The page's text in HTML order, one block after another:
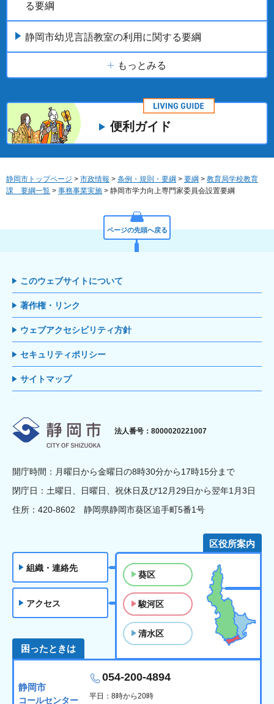
る要綱
静岡市幼児言語教室の利用に関する要綱
もっとみる
便利ガイド
静岡市トップページ > 市政情報 > 条例・規則・要綱 > 要綱 > 教育局学校教育
課 要綱一覧 > 事務事業実施 > 静岡市学力向上専門家委員会設置要綱
ページの先頭へ戻る
このウェブサイトについて
著作権・リンク
ウェブアクセシビリティ方針
セキュリティポリシー
サイトマップ
静岡市
法人番号：8000020221007
開庁時間：月曜日から金曜日の8時30分から17時15分まで
閉庁日：土曜日、日曜日、祝休日及び12月29日から翌年1月3日
住所：420-8602 静岡県静岡市葵区追手町5番1号
組織・連絡先
アクセス
区役所案内
葵区
駿河区
清水区
困ったときは
静岡市
コールセンター
054-200-4894
平日：8時から20時